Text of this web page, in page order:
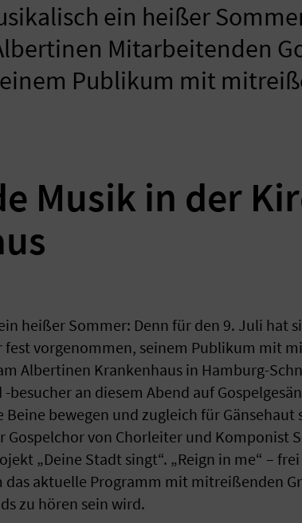
ein heißer
Mitarbeitenden
Publikum mit
Musik in der
heißer Sommer: Denn für den 9. Juli hat
fest vorgenommen, seinem Publikum mit
Albertinen Krankenhaus in Hamburg-
an diesem Abend auf
bewegen und zugleich für
Gospelchor von Chorleiter und Komponist
„Deine Stadt singt“. „Reign in me“ –
das aktuelle Programm mit mitreißenden
zu hören sein wird.